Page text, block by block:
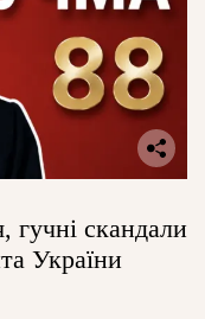
гучні скандали
України